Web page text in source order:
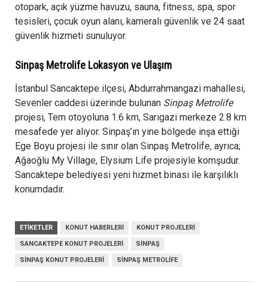
otopark, açık yüzme havuzu, sauna, fitness, spa, spor
tesisleri, çocuk oyun alanı, kameralı güvenlik ve 24 saat
güvenlik hizmeti sunuluyor.
Sinpaş Metrolife Lokasyon ve Ulaşım
İstanbul Sancaktepe ilçesi, Abdurrahmangazi mahallesi,
Sevenler caddesi üzerinde bulunan Sinpaş Metrolife
projesi, Tem otoyoluna 1.6 km, Sarıgazi merkeze 2.8 km
mesafede yer alıyor. Sinpaş’ın yine bölgede inşa ettiği
Ege Boyu projesi ile sınır olan Sinpaş Metrolife, ayrıca;
Ağaoğlu My Village, Elysium Life projesiyle komşudur.
Sancaktepe belediyesi yeni hizmet binası ile karşılıklı
konumdadır.
ETIKETLER KONUT HABERLERI KONUT PROJELERI
SANCAKTEPE KONUT PROJELERI SINPAŞ
SINPAŞ KONUT PROJELERI SINPAŞ METROLIFE